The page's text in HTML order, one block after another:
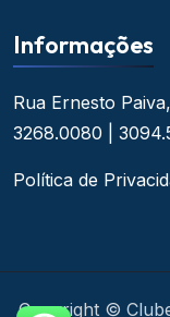
Informações
Rua Ernesto
3268.0080 |
Política de
Copyright ©